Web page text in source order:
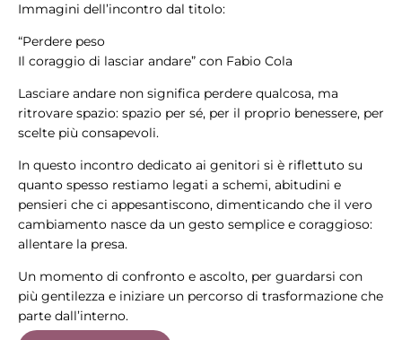
Immagini dell’incontro dal titolo:
“Perdere peso
Il coraggio di lasciar andare” con Fabio Cola
Lasciare andare non significa perdere qualcosa, ma
ritrovare spazio: spazio per sé, per il proprio benessere, per
scelte più consapevoli.
In questo incontro dedicato ai genitori si è riflettuto su
quanto spesso restiamo legati a schemi, abitudini e
pensieri che ci appesantiscono, dimenticando che il vero
cambiamento nasce da un gesto semplice e coraggioso:
allentare la presa.
Un momento di confronto e ascolto, per guardarsi con
più gentilezza e iniziare un percorso di trasformazione che
parte dall’interno.